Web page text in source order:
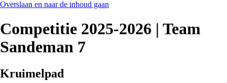
Overslaan en naar de inhoud gaan
Competitie 2025-2026 | Team
Sandeman 7
Kruimelpad